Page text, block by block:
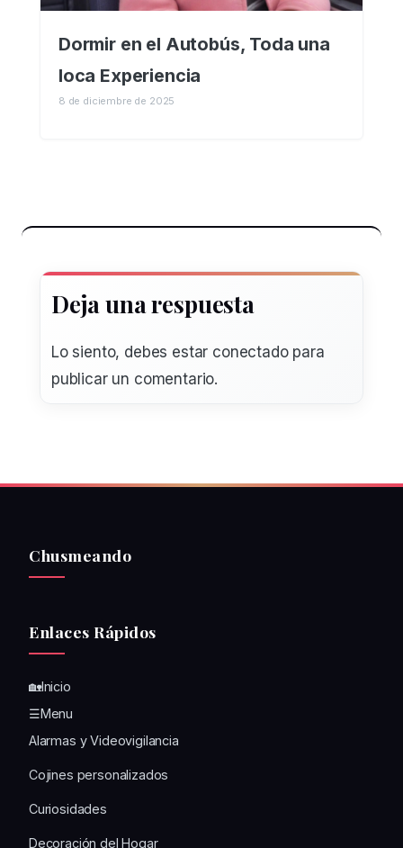
Dormir en el Autobús, Toda una
loca Experiencia
8 de diciembre de 2025
Deja una respuesta
Lo siento, debes estar conectadopara
publicar un comentario.
Chusmeando
Enlaces Rápidos
🏡Inicio
☰Menu
Alarmas y Videovigilancia
Cojines personalizados
Curiosidades
Decoración del Hogar